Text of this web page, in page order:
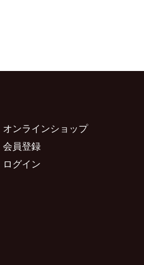
オンラインショップ
会員登録
ログイン